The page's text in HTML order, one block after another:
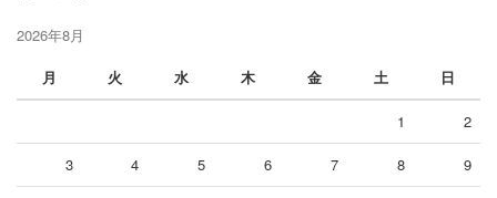
2026年8月
月
火 水 木 金 土 日
1 2
3 4 5 6 7 8 9